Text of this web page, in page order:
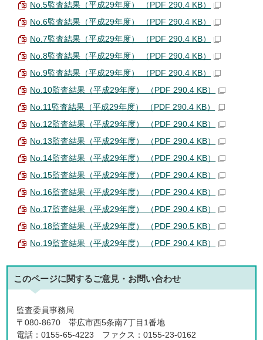
No.5監査結果（平成29年度） （PDF 290.4 KB）
No.6監査結果（平成29年度） （PDF 290.4 KB）
No.7監査結果（平成29年度） （PDF 290.4 KB）
No.8監査結果（平成29年度） （PDF 290.4 KB）
No.9監査結果（平成29年度） （PDF 290.4 KB）
No.10監査結果（平成29年度） （PDF 290.4 KB）
No.11監査結果（平成29年度） （PDF 290.4 KB）
No.12監査結果（平成29年度） （PDF 290.4 KB）
No.13監査結果（平成29年度） （PDF 290.4 KB）
No.14監査結果（平成29年度） （PDF 290.4 KB）
No.15監査結果（平成29年度） （PDF 290.4 KB）
No.16監査結果（平成29年度） （PDF 290.4 KB）
No.17監査結果（平成29年度） （PDF 290.4 KB）
No.18監査結果（平成29年度） （PDF 290.5 KB）
No.19監査結果（平成29年度） （PDF 290.4 KB）
このページに関するご意見・お問い合わせ
監査委員事務局
〒080-8670 帯広市西5条南7丁目1番地
電話：0155-65-4223 ファクス：0155-23-0162